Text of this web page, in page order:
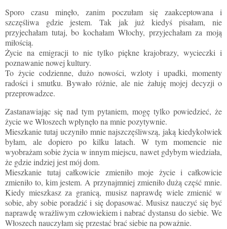
Sporo czasu minęło, zanim poczułam się zaakceptowana i
szczęśliwa gdzie jestem. Tak jak już kiedyś pisałam, nie
przyjechałam tutaj, bo kochałam Włochy, przyjechałam za moją
miłością.
Życie na emigracji to nie tylko piękne krajobrazy, wycieczki i
poznawanie nowej kultury.
To życie codzienne, dużo nowości, wzloty i upadki, momenty
radości i smutku. Bywało różnie, ale nie żałuję mojej decyzji o
przeprowadzce.
Zastanawiając się nad tym pytaniem, mogę tylko powiedzieć, że
życie we Włoszech wpłynęło na mnie pozytywnie.
Mieszkanie tutaj uczyniło mnie najszczęśliwszą, jaką kiedykolwiek
byłam, ale dopiero po kilku latach. W tym momencie nie
wyobrażam sobie życia w innym miejscu, nawet gdybym wiedziała,
że gdzie indziej jest mój dom.
Mieszkanie tutaj całkowicie zmieniło moje życie i całkowicie
zmieniło to, kim jestem. A przynajmniej zmieniło dużą część mnie.
Kiedy mieszkasz za granicą, musisz naprawdę wiele zmienić w
sobie, aby sobie poradzić i się dopasować. Musisz nauczyć się być
naprawdę wrażliwym człowiekiem i nabrać dystansu do siebie. We
Włoszech nauczyłam się przestać brać siebie na poważnie.